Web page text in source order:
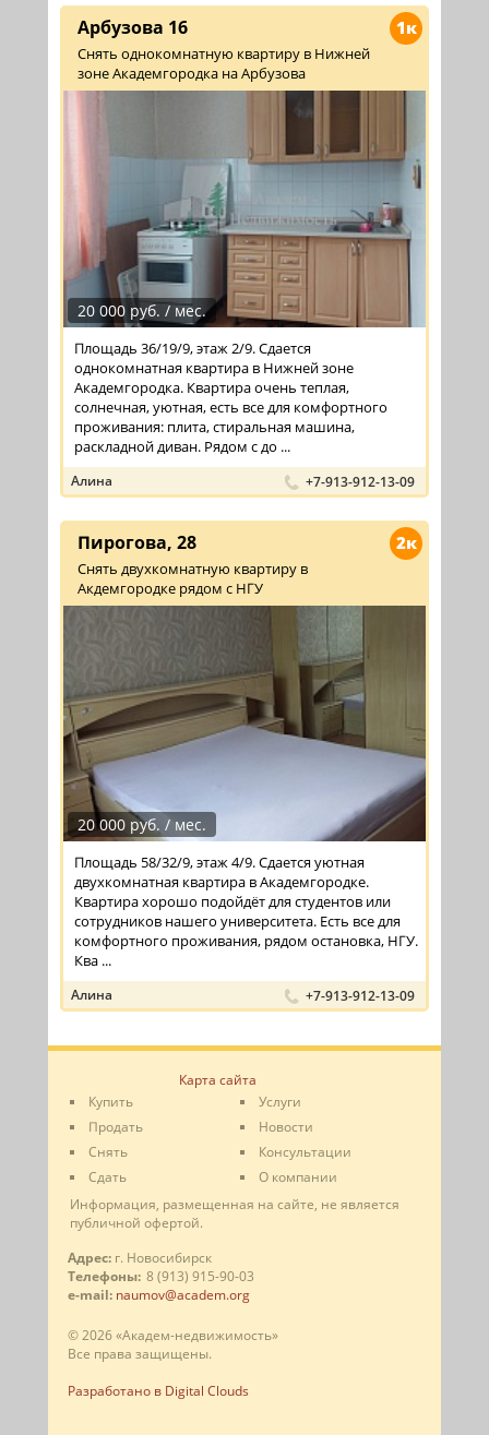
1к
Арбузова 16
Снять однокомнатную квартиру в Нижней
зоне Академгородка на Арбузова
20 000 руб. / мес.
Площадь 36/19/9, этаж 2/9. Сдается
однокомнатная квартира в Нижней зоне
Академгородка. Квартира очень теплая,
солнечная, уютная, есть все для комфортного
проживания: плита, стиральная машина,
раскладной диван. Рядом с до ...
Алина +7-913-912-13-09
2к
Пирогова, 28
Снять двухкомнатную квартиру в
Акдемгородке рядом с НГУ
20 000 руб. / мес.
Площадь 58/32/9, этаж 4/9. Сдается уютная
двухкомнатная квартира в Академгородке.
Квартира хорошо подойдёт для студентов или
сотрудников нашего университета. Есть все для
комфортного проживания, рядом остановка, НГУ.
Ква ...
Алина +7-913-912-13-09
Карта сайта
Купить
Продать
Снять
Сдать
Услуги
Новости
Консультации
О компании
Информация, размещенная на сайте, не является
публичной офертой.
Адрес: г. Новосибирск
Телефоны: 8 (913) 915-90-03
e-mail: naumov@academ.org
© 2026 «Академ-недвижимость»
Все права защищены.
Разработано в Digital Clouds